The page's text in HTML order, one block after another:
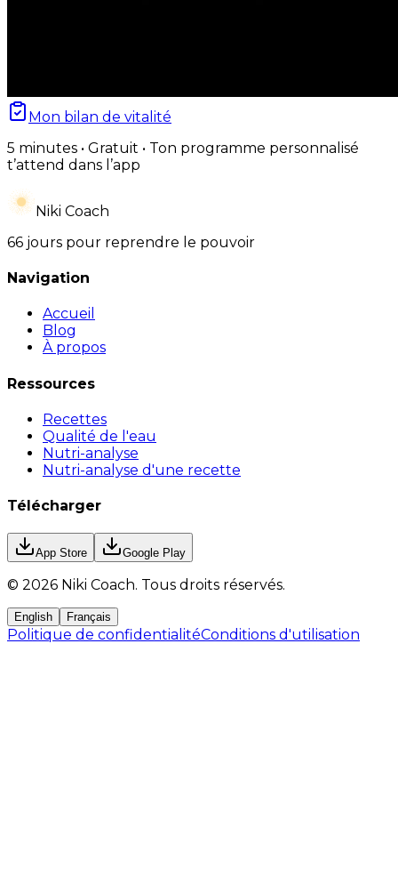
Mon bilan de vitalité
5 minutes • Gratuit • Ton programme personnalisé
t’attend dans l’app
Niki Coach
66 jours pour reprendre le pouvoir
Navigation
Accueil
Blog
À propos
Ressources
Recettes
Qualité de l'eau
Nutri-analyse
Nutri-analyse d'une recette
Télécharger
App Store Google Play
© 2026 Niki Coach. Tous droits réservés.
English Français
Politique de confidentialitéConditions d'utilisation